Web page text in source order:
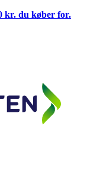
kr. du køber for.